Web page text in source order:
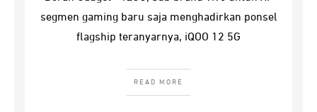
segmen gaming baru saja menghadirkan ponsel
flagship teranyarnya, iQOO 12 5G
READ MORE